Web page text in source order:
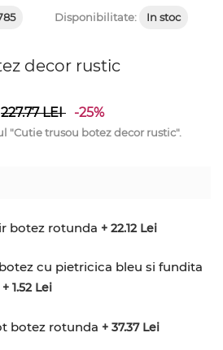
Disponibilitate: In stoc
decor rustic
227.77LEI -25%
"Cutie trusou botez decor rustic".
botez rotunda + 22.12 Lei
cu pietricica bleu si fundita
+ 1.52 Lei
botez rotunda + 37.37 Lei